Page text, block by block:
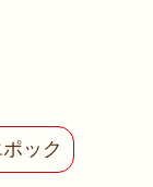
ック